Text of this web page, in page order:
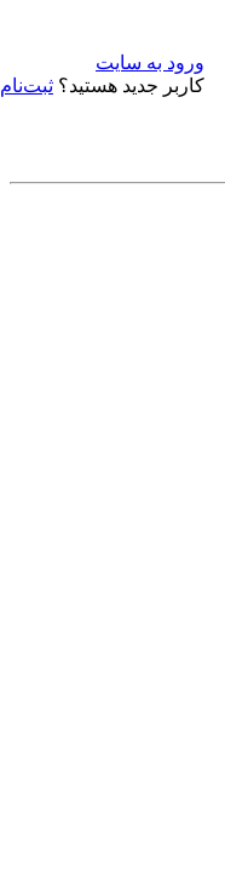
ورود به سایت
کاربر جدید هستید؟ ثبت‌نام